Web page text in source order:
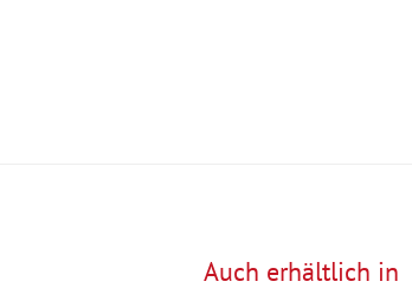
Auch erhältlich in